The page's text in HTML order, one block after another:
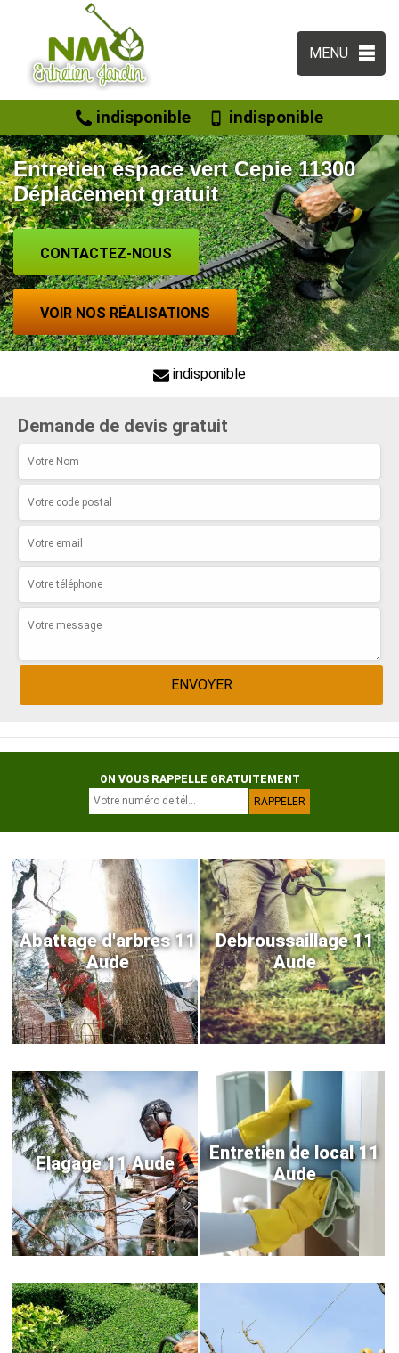
MENU
indisponible indisponible
Entretien espace vert Cepie 11300
Déplacement gratuit
CONTACTEZ-NOUS
VOIR NOS RÉALISATIONS
indisponible
Demande de devis gratuit
ON VOUS RAPPELLE GRATUITEMENT
Abattage d'arbres 11
Aude
Debroussaillage 11
Aude
Elagage 11 Aude
Entretien de local 11
Aude